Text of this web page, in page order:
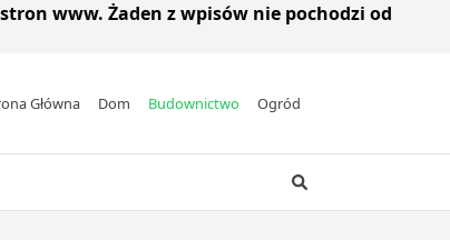
www. Żaden z wpisów nie pochodzi od
Główna Dom Budownictwo Ogród